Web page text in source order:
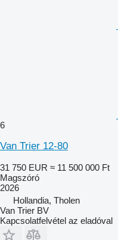
6
Van Trier 12-80
31 750 EUR ≈ 11 500 000 Ft
Magszóró
2026
Hollandia, Tholen
Van Trier BV
Kapcsolatfelvétel az eladóval